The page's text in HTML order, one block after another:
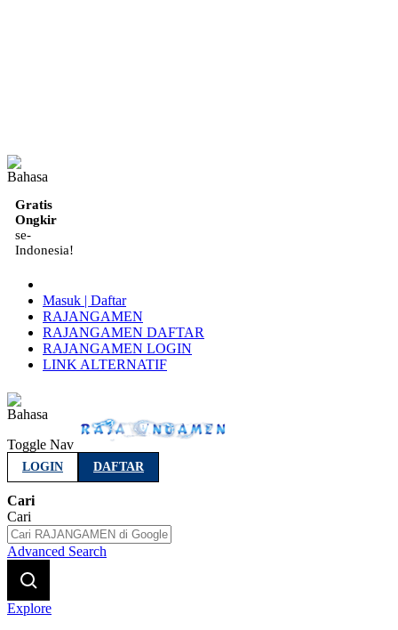
Gratis
Ongkir
se-
Indonesia!
Masuk | Daftar
RAJANGAMEN
RAJANGAMEN DAFTAR
RAJANGAMEN LOGIN
LINK ALTERNATIF
Toggle Nav
LOGIN DAFTAR
Cari
Cari
Advanced Search
Explore